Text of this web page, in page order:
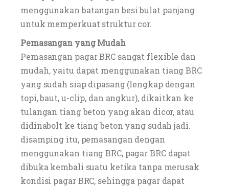
menggunakan batangan besi bulat panjang
untuk memperkuat struktur cor.
Pemasangan yang Mudah
Pemasangan pagar BRC sangat flexible dan
mudah, yaitu dapat menggunakan tiang BRC
yang sudah siap dipasang (lengkap dengan
topi, baut, u-clip, dan angkur), dikaitkan ke
tulangan tiang beton yang akan dicor, atau
didinabolt ke tiang beton yang sudah jadi.
disamping itu, pemasangan dengan
menggunakan tiang BRC, pagar BRC dapat
dibuka kembali suatu ketika tanpa merusak
kondisi pagar BRC, sehingga pagar dapat